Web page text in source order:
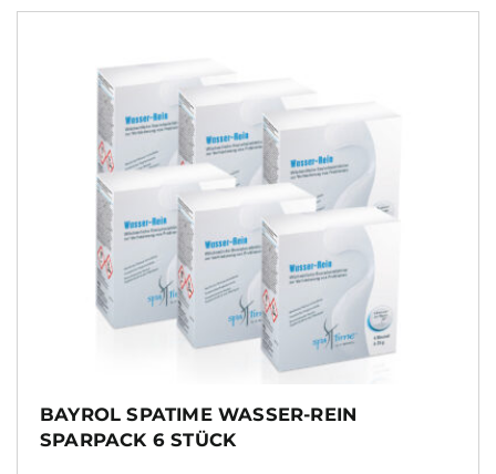
BAYROL SPATIME WASSER-REIN
SPARPACK 6 STÜCK